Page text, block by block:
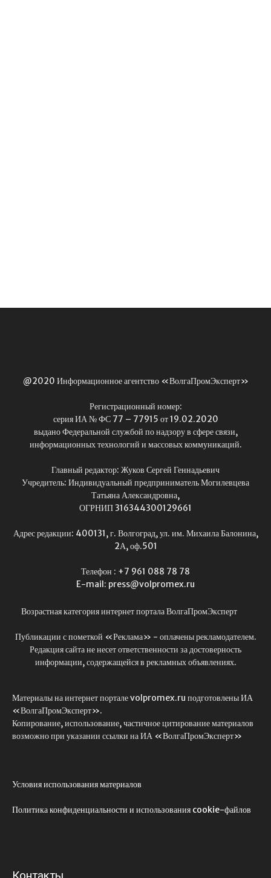
@2020 Информационное агентство «ВолгаПромЭксперт»
Регистрационный номер:
серия ИА № ФС 77 – 77915 от 19.02.2020
выдано Федеральной службой по надзору в сфере связи,
информационных технологий и массовых коммуникаций.
Главный редактор: Жуков Сергей Геннадьевич
Учредитель: Индивидуальный предприниматель Могилевцева
Татьяна Александровна,
ОГРНИП 316344300129661
Адрес редакции: 400131, г. Волгоград, ул. им. Михаила Балонина,
2А, оф.501
Телефон : +7 961 088 78 78
E-mail: press@volpromex.ru
Возрастная категория интернет портала ВолгаПромЭксперт
Публикации с пометкой «Реклама» - оплачены рекламодателем.
Редакция сайта не несет ответственности за достоверность
информации, содержащейся в рекламных объявлениях.
Материалы на интернет портале volpromex.ru подготовлены ИА
«ВолгаПромЭксперт».
Копирование, использование, частичное цитирование материалов
возможно при указании ссылки на ИА «ВолгаПромЭксперт»
Условия использования материалов
Политика конфиденциальности и использования cookie-файлов